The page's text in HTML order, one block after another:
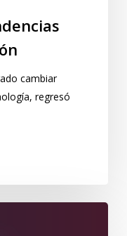
cambiar
regresó